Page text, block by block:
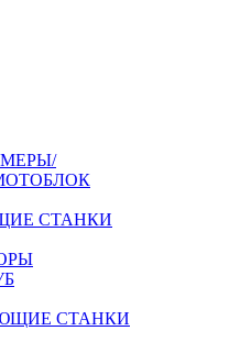
СТАНКИ
СТАНКИ